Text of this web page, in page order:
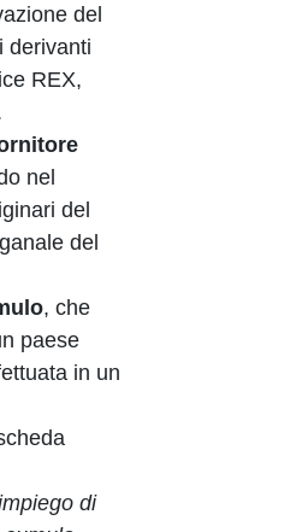
del
derivanti
REX,
nel
del
del
, che
paese
in un
di